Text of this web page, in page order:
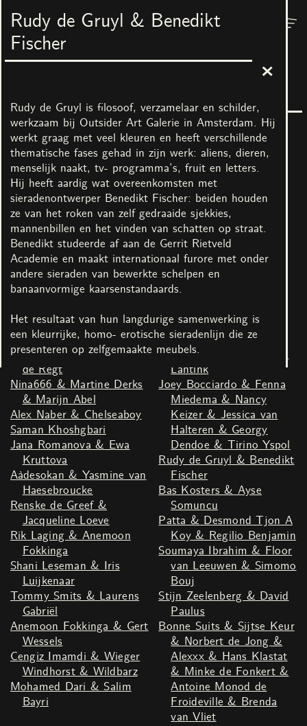
Rudy de Gruyl & Benedikt
Fischer
Rudy de Gruyl is filosoof, verzamelaar en schilder,
werkzaam bij Outsider Art Galerie in Amsterdam. Hij
werkt graag met veel kleuren en heeft verschillende
thematische fases gehad in zijn werk: aliens, dieren,
menselijk naakt, tv- programma’s, fruit en letters.
Hij heeft aardig wat overeenkomsten met
sieradenontwerper Benedikt Fischer: beiden houden
ze van het roken van zelf gedraaide sjekkies,
mannenbillen en het vinden van schatten op straat.
Benedikt studeerde af aan de Gerrit Rietveld
Academie en maakt internationaal furore met onder
andere sieraden van bewerkte schelpen en
banaanvormige kaarsenstandaards.
Het resultaat van hun langdurige samenwerking is
een kleurrijke, homo- erotische sieradenlijn die ze
presenteren op zelfgemaakte meubels.
Menu Nest
The Grand Palace of Everyone
Kunstenaars
Jacquelien Gosschalk de
Leeuw & Carmen
Youssef Boucenna &
Susan Kooi
Mette Sterre & Jonathan
de Regt
Nina666 & Martine Derks
& Marijn Abel
Alex Naber & Chelseaboy
Saman Khoshgbari
Jana Romanova & Ewa
Kruttova
Aàdesokan & Yasmine van
Haesebroucke
Renske de Greef &
Jacqueline Loeve
Rik Laging & Anemoon
Fokkinga
Shani Leseman & Iris
Luijkenaar
Tommy Smits & Laurens
Gabriël
Anemoon Fokkinga & Gert
Wessels
Cengiz Imamdi & Wieger
Windhorst & Wildbarz
Mohamed Dari & Salim
Bayri
Piet Parra & Ben
Augustus
Kenza Taleb & Saaber
Bachir
Theater LeBelle & Duran
Lantink
Joey Bocciardo & Fenna
Miedema & Nancy
Keizer & Jessica van
Halteren & Georgy
Dendoe & Tirino Yspol
Rudy de Gruyl & Benedikt
Fischer
Bas Kosters & Ayse
Somuncu
Patta & Desmond Tjon A
Koy & Regilio Benjamin
Soumaya Ibrahim & Floor
van Leeuwen & Simomo
Bouj
Stijn Zeelenberg & David
Paulus
Bonne Suits & Sijtse Keur
& Norbert de Jong &
Alexxx & Hans Klastat
& Minke de Fonkert &
Antoine Monod de
Froideville & Brenda
van Vliet